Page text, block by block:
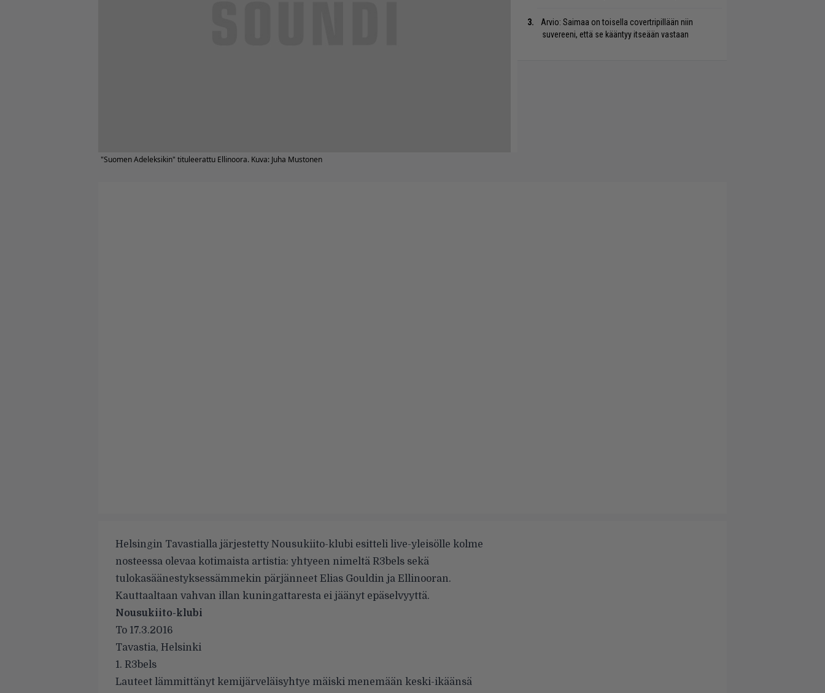
"Suomen Adeleksikin" tituleerattu Ellinoora. Kuva: Juha Mustonen
Arvio: Saimaa on toisella covertripillään niin
suvereeni, että se kääntyy itseään vastaan
Helsingin Tavastialla järjestetty Nousukiito-klubi esitteli live-yleisölle kolme
nosteessa olevaa kotimaista artistia: yhtyeen nimeltä R3bels sekä
tulokasäänestyksessämmekin pärjänneet Elias Gouldin ja Ellinooran.
Kauttaaltaan vahvan illan kuningattaresta ei jäänyt epäselvyyttä.
Nousukiito-klubi
To 17.3.2016
Tavastia, Helsinki
1. R3bels
Lauteet lämmittänyt kemijärveläisyhtye mäiski menemään keski-ikäänsä